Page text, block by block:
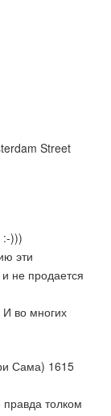
Street
:-)))
эти
не продается
И во многих
Сама) 1615
толком